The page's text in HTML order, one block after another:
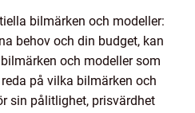
bilmärken och modeller:
behov och din budget, kan
och modeller som
på vilka bilmärken och
sin pålitlighet, prisvärdhet